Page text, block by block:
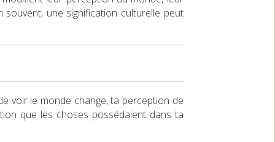
une signification culturelle peut
voir le monde change, ta perception de
que les choses possédaient dans ta